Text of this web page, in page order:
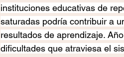
instituciones educativas de
saturadas podría contribuir a
resultados de aprendizaje.
dificultades que atraviesa el